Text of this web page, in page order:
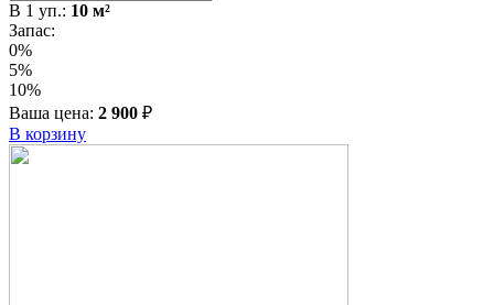
В 1 уп.: 10 м²
Запас:
0%
5%
10%
Ваша цена: 2 900 ₽
В корзину